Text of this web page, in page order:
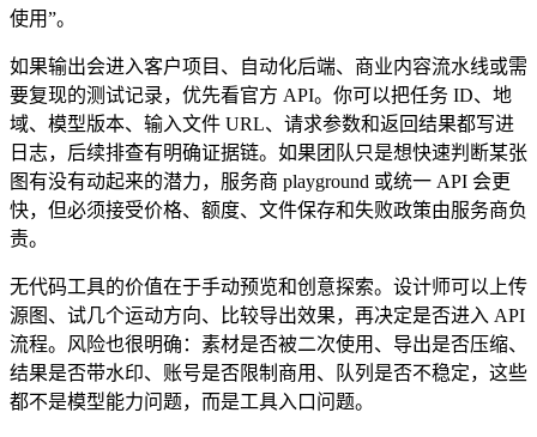
使用”。
如果输出会进入客户项目、自动化后端、商业内容流水线或需
要复现的测试记录，优先看官方 API。你可以把任务 ID、地
域、模型版本、输入文件 URL、请求参数和返回结果都写进
日志，后续排查有明确证据链。如果团队只是想快速判断某张
图有没有动起来的潜力，服务商 playground 或统一 API 会更
快，但必须接受价格、额度、文件保存和失败政策由服务商负
责。
无代码工具的价值在于手动预览和创意探索。设计师可以上传
源图、试几个运动方向、比较导出效果，再决定是否进入 API
流程。风险也很明确：素材是否被二次使用、导出是否压缩、
结果是否带水印、账号是否限制商用、队列是否不稳定，这些
都不是模型能力问题，而是工具入口问题。